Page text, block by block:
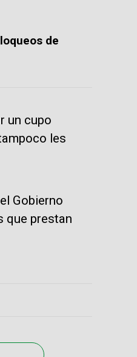
de
un cupo
les
Gobierno
que prestan